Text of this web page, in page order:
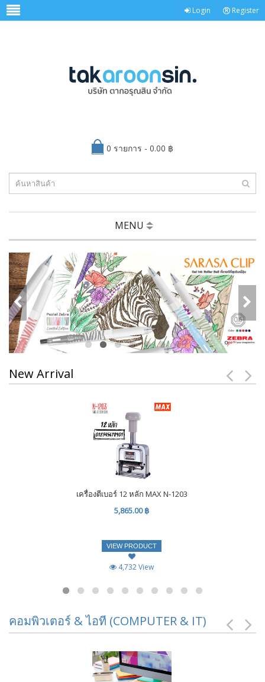
Login Register
0 รายการ - 0.00 ฿
MENU
New Arrival
เครื่องตีเบอร์ 12 หลัก MAX N-1203
5,865.00 ฿
VIEW PRODUCT
4,732 View
คอมพิวเตอร์ & ไอที (COMPUTER & IT)